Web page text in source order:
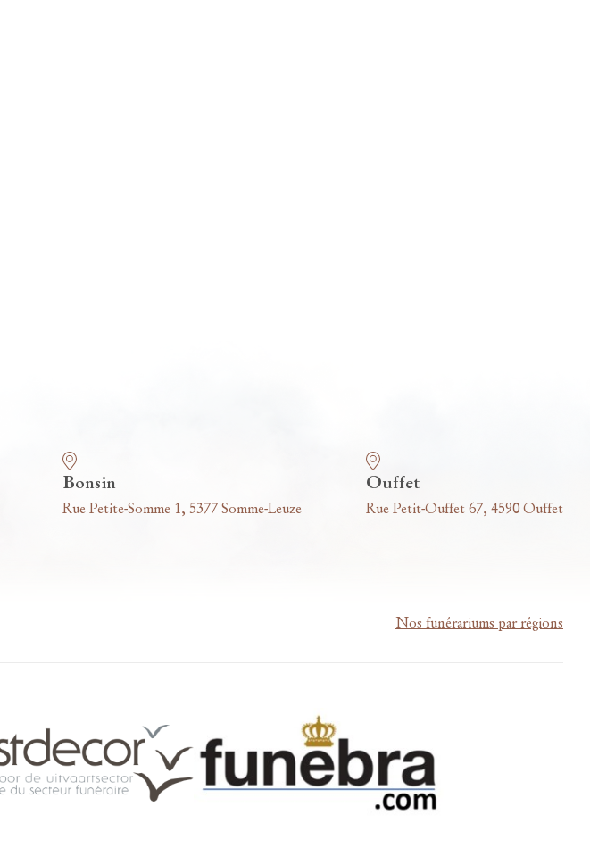
Bonsin
Rue Petite-Somme 1, 5377 Somme-Leuze
Ouffet
Rue Petit-Ouffet 67, 4590 Ouffet
Nos funérariums par régions